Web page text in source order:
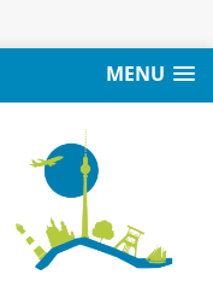
MENU